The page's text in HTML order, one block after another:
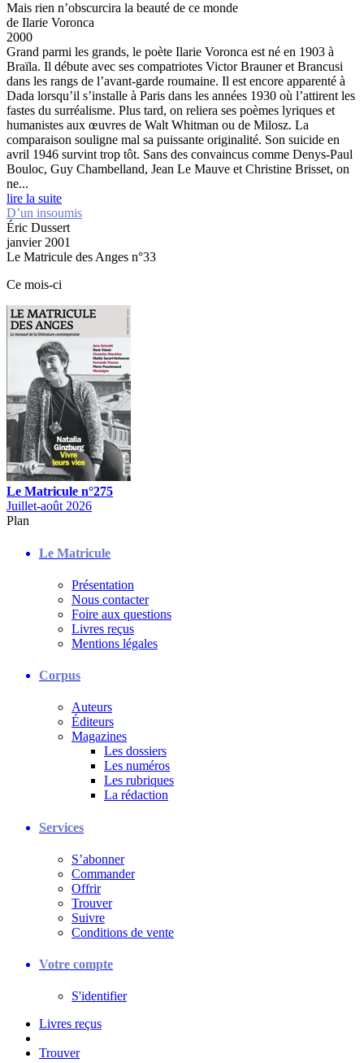
Mais rien n’obscurcira la beauté de ce monde
de Ilarie Voronca
2000
Grand parmi les grands, le poète Ilarie Voronca est né en 1903 à
Braïla. Il débute avec ses compatriotes Victor Brauner et Brancusi
dans les rangs de l’avant-garde roumaine. Il est encore apparenté à
Dada lorsqu’il s’installe à Paris dans les années 1930 où l’attirent les
fastes du surréalisme. Plus tard, on reliera ses poèmes lyriques et
humanistes aux œuvres de Walt Whitman ou de Milosz. La
comparaison souligne mal sa puissante originalité. Son suicide en
avril 1946 survint trop tôt. Sans des convaincus comme Denys-Paul
Bouloc, Guy Chambelland, Jean Le Mauve et Christine Brisset, on
ne...
lire la suite
D’un insoumis
Éric Dussert
janvier 2001
Le Matricule des Anges n°33
Ce mois-ci
Le Matricule n°275
Juillet-août 2026
Plan
Le Matricule
Présentation
Nous contacter
Foire aux questions
Livres reçus
Mentions légales
Corpus
Auteurs
Éditeurs
Magazines
Les dossiers
Les numéros
Les rubriques
La rédaction
Services
S’abonner
Commander
Offrir
Trouver
Suivre
Conditions de vente
Votre compte
S'identifier
Livres reçus
Trouver